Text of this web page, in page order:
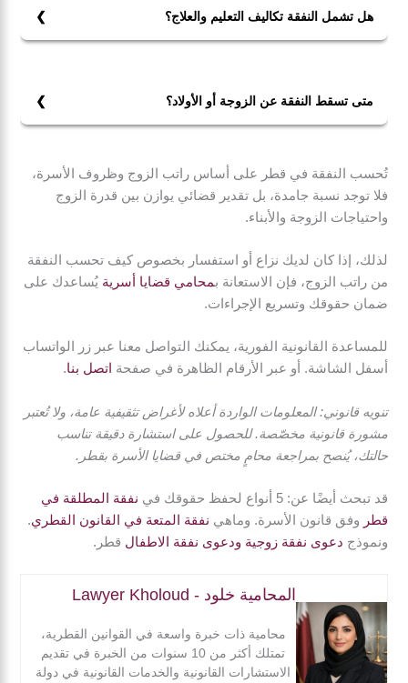
أو زادت التزاماته.
هل تشمل النفقة تكاليف التعليم والعلاج؟
متى تسقط النفقة عن الزوجة أو الأولاد؟
2- تسقط عن الأولاد عند بلوغهم سن الاستغناء، إلا إذا كانوا
في التعليم أو غير قادرين على الكسب لعجز صحي.
تُحسب النفقة في قطر على أساس راتب الزوج وظروف الأسرة،
فلا توجد نسبة جامدة، بل تقدير قضائي يوازن بين قدرة الزوج
واحتياجات الزوجة والأبناء.
لذلك، إذا كان لديك نزاع أو استفسار بخصوص كيف تحسب النفقة
من راتب الزوج، فإن الاستعانة بمحامي قضايا أسرية يُساعدك على
ضمان حقوقك وتسريع الإجراءات.
للمساعدة القانونية الفورية، يمكنك التواصل معنا عبر زر الواتساب
أسفل الشاشة. أو عبر الأرقام الظاهرة في صفحة اتصل بنا.
تنويه قانوني: المعلومات الواردة أعلاه لأغراض تثقيفية عامة، ولا تُعتبر
مشورة قانونية مخصّصة. للحصول على استشارة دقيقة تناسب
حالتك، يُنصح بمراجعة محامٍ مختص في قضايا الأسرة بقطر.
قد تبحث أيضًا عن: 5 أنواع لحفظ حقوقك في
نفقة المطلقة في
قطر وفق قانون الأسرة. وماهي نفقة المتعة في القانون القطري.
ونموذج دعوى نفقة زوجية ودعوى نفقة الاطفال قطر.
المحامية خلود - Lawyer Kholoud
محامية ذات خبرة واسعة في القوانين القطرية،
تمتلك أكثر من 10 سنوات من الخبرة في تقديم
الاستشارات القانونية والخدمات القانونية في دولة